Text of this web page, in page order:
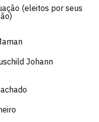
(eleitos por seus
Johann